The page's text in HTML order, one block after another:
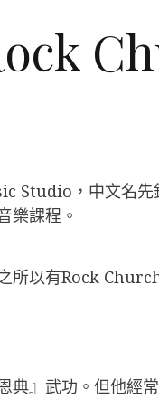
Studio，中文名先
樂課程。
所以有Rock
典』武功。但他經